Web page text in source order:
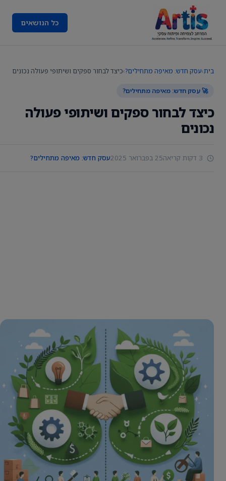
כל הנושאים
בית›עסק חדש: מאיפה מתחילים?›כיצד לבחור ספקים ושיתופי פעולה נכונים
🚀 עסק חדש: מאיפה מתחילים?
כיצד לבחור ספקים ושיתופי פעולה
נכונים
25 בפברואר 2025 עסק חדש: מאיפה מתחילים?